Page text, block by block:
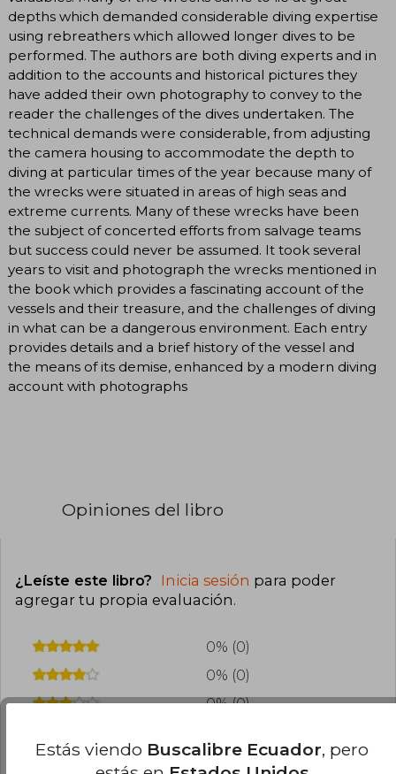
depths which demanded considerable diving expertise
using rebreathers which allowed longer dives to be
performed. The authors are both diving experts and in
addition to the accounts and historical pictures they
have added their own photography to convey to the
reader the challenges of the dives undertaken. The
technical demands were considerable, from adjusting
the camera housing to accommodate the depth to
diving at particular times of the year because many of
the wrecks were situated in areas of high seas and
extreme currents. Many of these wrecks have been
the subject of concerted efforts from salvage teams
but success could never be assumed. It took several
years to visit and photograph the wrecks mentioned in
the book which provides a fascinating account of the
vessels and their treasure, and the challenges of diving
in what can be a dangerous environment. Each entry
provides details and a brief history of the vessel and
the means of its demise, enhanced by a modern diving
account with photographs
Opiniones del libro
¿Leíste este libro? Inicia sesión para poder
agregar tu propia evaluación.
0% (0)
0% (0)
0% (0)
0% (0)
Estás viendo Buscalibre Ecuador, pero